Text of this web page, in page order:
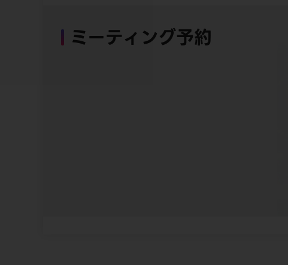
ミーティング予約